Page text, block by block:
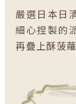
嚴選日本日
細心捏製的
再疊上酥菠